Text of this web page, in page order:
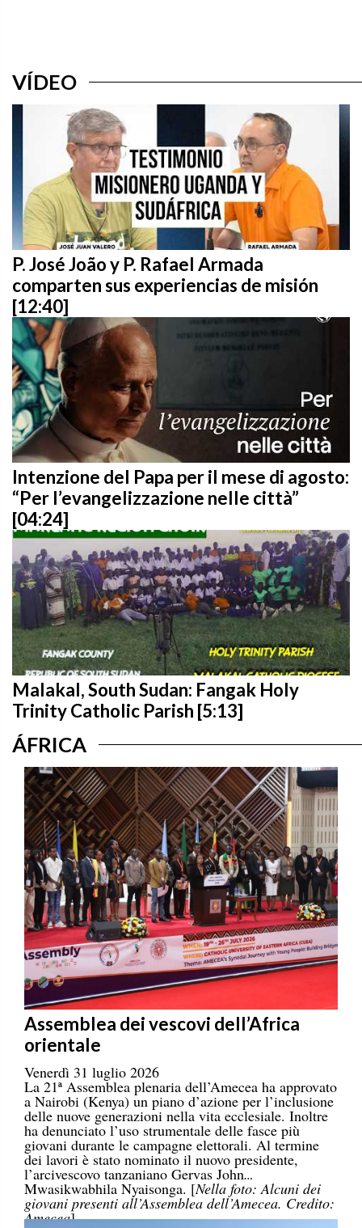
VÍDEO
P. José João y P. Rafael Armada
comparten sus experiencias de misión
[12:40]
Intenzione del Papa per il mese di agosto:
“Per l’evangelizzazione nelle città”
[04:24]
Malakal, South Sudan: Fangak Holy
Trinity Catholic Parish [5:13]
ÁFRICA
Assemblea dei vescovi dell’Africa
orientale
Venerdì 31 luglio 2026
La 21ª Assemblea plenaria dell’Amecea ha approvato
a Nairobi (Kenya) un piano d’azione per l’inclusione
delle nuove generazioni nella vita ecclesiale. Inoltre
ha denunciato l’uso strumentale delle fasce più
giovani durante le campagne elettorali. Al termine
dei lavori è stato nominato il nuovo presidente,
l’arcivescovo tanzaniano Gervas John
Mwasikwabhila Nyaisonga. [Nella foto: Alcuni dei
giovani presenti all’Assemblea dell’Amecea. Credito:
Amecea]